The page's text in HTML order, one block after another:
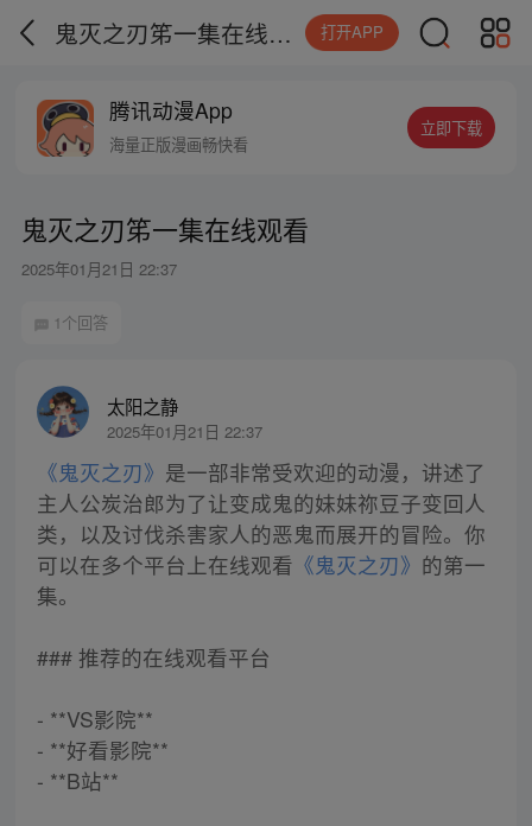
鬼灭之刃笫一集在线观看 打开APP
腾讯动漫App
海量正版漫画畅快看
立即下载
鬼灭之刃笫一集在线观看
2025年01月21日 22:37
1个回答
太阳之静
2025年01月21日 22:37
《鬼灭之刃》 是一部非常受欢迎的动漫，讲述了
主人公炭治郎为了让变成鬼的妹妹祢豆子变回人
类，以及讨伐杀害家人的恶鬼而展开的冒险。你
可以在多个平台上在线观看 《鬼灭之刃》 的第一
集。
### 推荐的在线观看平台
- **VS影院**
- **好看影院**
- **B站**